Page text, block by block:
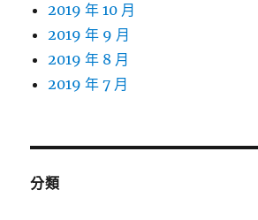
2019 年 10 月
2019 年 9 月
2019 年 8 月
2019 年 7 月
分類